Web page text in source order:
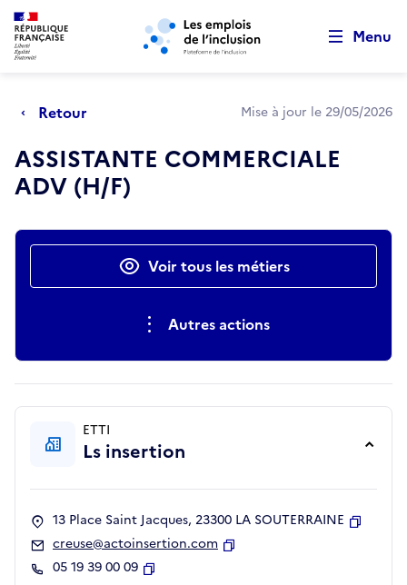
Aller au menu principal Aller au contenu principal
Menu
Retour Mise à jour le 29/05/2026
ASSISTANTE COMMERCIALE
ADV (H/F)
Actions rapidesVoir tous les métiers
Autres actions
ETTI
Ls insertion
13 Place Saint Jacques, 23300 LA SOUTERRAINE
creuse@actoinsertion.com
05 19 39 00 09
Retour au début de la page
Panneau de gestion des cookies